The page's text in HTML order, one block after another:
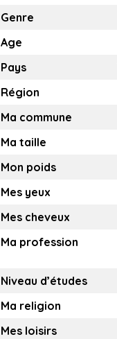
Genre
Age
Pays
Région
Ma commune
Ma taille
Mon poids
Mes yeux
Mes cheveux
Ma profession
Niveau d’études
Ma religion
Mes loisirs